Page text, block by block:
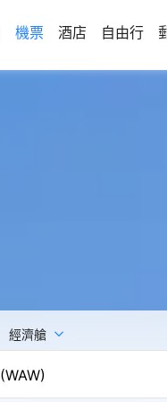
機票 酒店 自由行
經濟艙